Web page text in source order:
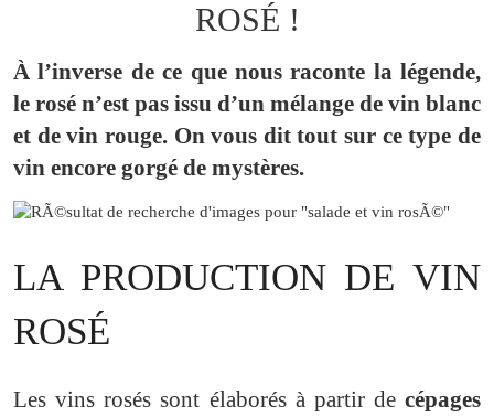
ROSÉ !
À l’inverse de ce que nous raconte la légende,
le rosé n’est pas issu d’un mélange de vin blanc
et de vin rouge. On vous dit tout sur ce type de
vin encore gorgé de mystères.
LA PRODUCTION DE VIN
ROSÉ
Les vins rosés sont élaborés à partir de cépages